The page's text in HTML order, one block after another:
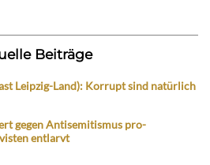
Beiträge
Leipzig-Land): Korrupt sind natürlich
gegen Antisemitismus pro-
entlarvt